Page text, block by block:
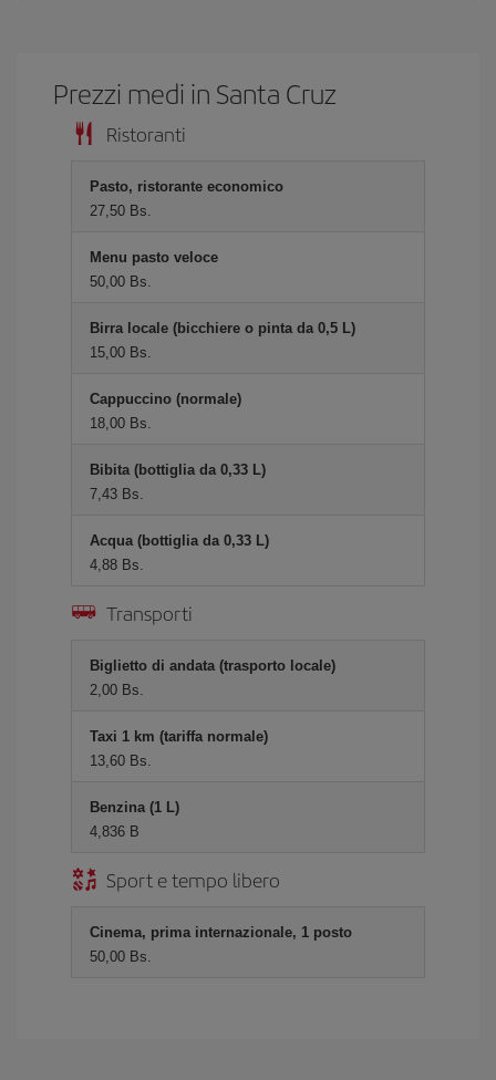
Prezzi medi in Santa Cruz
Ristoranti
Pasto, ristorante economico
27,50 Bs.
Menu pasto veloce
50,00 Bs.
Birra locale (bicchiere o pinta da 0,5 L)
15,00 Bs.
Cappuccino (normale)
18,00 Bs.
Bibita (bottiglia da 0,33 L)
7,43 Bs.
Acqua (bottiglia da 0,33 L)
4,88 Bs.
Transporti
Biglietto di andata (trasporto locale)
2,00 Bs.
Taxi 1 km (tariffa normale)
13,60 Bs.
Benzina (1 L)
4,836 B
Sport e tempo libero
Cinema, prima internazionale, 1 posto
50,00 Bs.